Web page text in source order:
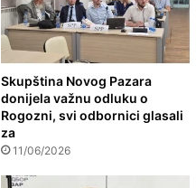
Skupština Novog Pazara
donijela važnu odluku o
Rogozni, svi odbornici glasali
za
11/06/2026